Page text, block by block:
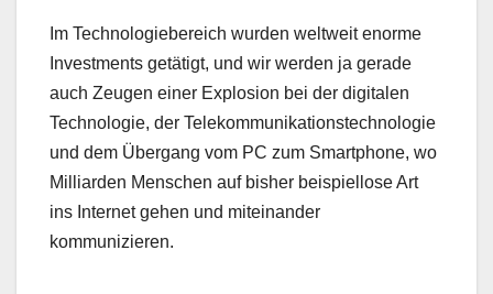
Im Technologiebereich wurden weltweit enorme
Investments getätigt, und wir werden ja gerade
auch Zeugen einer Explosion bei der digitalen
Technologie, der Telekommunikationstechnologie
und dem Übergang vom PC zum Smartphone, wo
Milliarden Menschen auf bisher beispiellose Art
ins Internet gehen und miteinander
kommunizieren.